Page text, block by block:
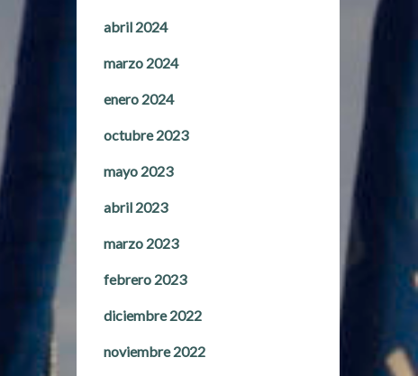
abril 2024
marzo 2024
enero 2024
octubre 2023
mayo 2023
abril 2023
marzo 2023
febrero 2023
diciembre 2022
noviembre 2022